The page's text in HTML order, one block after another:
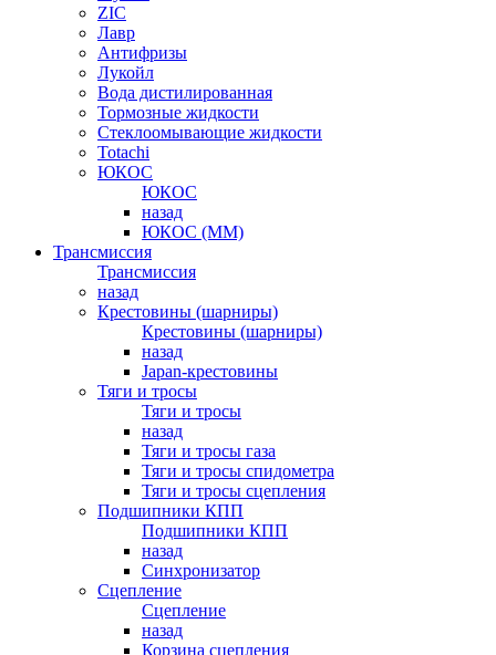
ZIC
Лавр
Антифризы
Лукойл
Вода дистилированная
Тормозные жидкости
Стеклоомывающие жидкости
Totachi
ЮКОС
ЮКОС
назад
ЮКОС (ММ)
Трансмиссия
Трансмиссия
назад
Крестовины (шарниры)
Крестовины (шарниры)
назад
Japan-крестовины
Тяги и тросы
Тяги и тросы
назад
Тяги и тросы газа
Тяги и тросы спидометра
Тяги и тросы сцепления
Подшипники КПП
Подшипники КПП
назад
Синхронизатор
Сцепление
Сцепление
назад
Корзина сцепления